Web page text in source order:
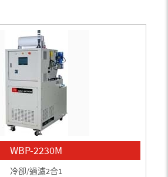
WBP-2230M
冷卻/過濾2合1